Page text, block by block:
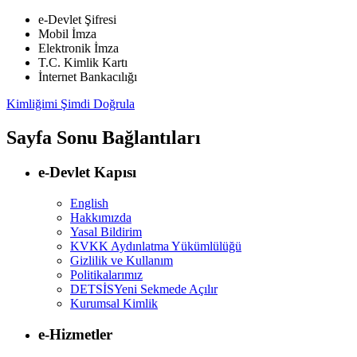
e-Devlet Şifresi
Mobil İmza
Elektronik İmza
T.C. Kimlik Kartı
İnternet Bankacılığı
Kimliğimi Şimdi Doğrula
Sayfa Sonu Bağlantıları
e-Devlet Kapısı
English
Hakkımızda
Yasal Bildirim
KVKK Aydınlatma Yükümlülüğü
Gizlilik ve Kullanım
Politikalarımız
DETSİSYeni Sekmede Açılır
Kurumsal Kimlik
e-Hizmetler